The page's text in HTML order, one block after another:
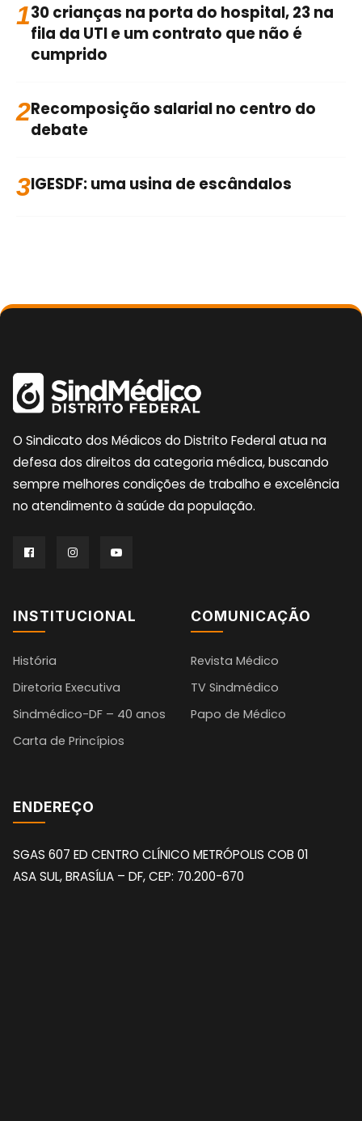
130 crianças na porta do hospital, 23 na
fila da UTI e um contrato que não é
cumprido
2Recomposição salarial no centro do
debate
3IGESDF: uma usina de escândalos
O Sindicato dos Médicos do Distrito Federal atua na
defesa dos direitos da categoria médica, buscando
sempre melhores condições de trabalho e excelência
no atendimento à saúde da população.
INSTITUCIONAL
História
Diretoria Executiva
Sindmédico-DF – 40 anos
Carta de Princípios
COMUNICAÇÃO
Revista Médico
TV Sindmédico
Papo de Médico
ENDEREÇO
SGAS 607 ED CENTRO CLÍNICO METRÓPOLIS COB 01
ASA SUL, BRASÍLIA – DF, CEP: 70.200-670